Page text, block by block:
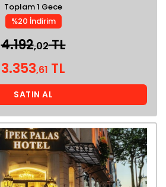
Toplam 1 Gece
%20 İndirim
4.192,02TL
3.353,61 TL
SATIN AL